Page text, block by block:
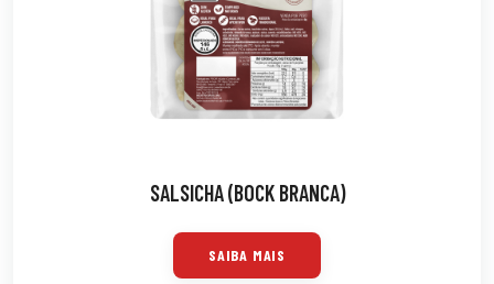
SALSICHA (BOCK BRANCA)
SAIBA MAIS